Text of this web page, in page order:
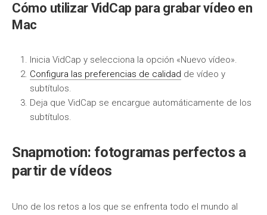
Cómo utilizar VidCap para grabar vídeo en
Mac
Inicia VidCap y selecciona la opción «Nuevo vídeo».
Configura las preferencias de calidad de vídeo y
subtítulos.
Deja que VidCap se encargue automáticamente de los
subtítulos.
Snapmotion: fotogramas perfectos a
partir de vídeos
Uno de los retos a los que se enfrenta todo el mundo al